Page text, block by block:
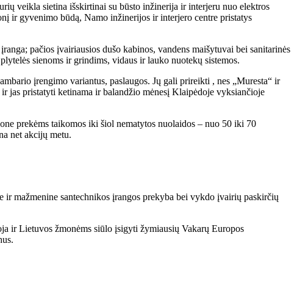
veikla sietina išskirtinai su būsto inžinerija ir interjeru nuo elektros
ir gyvenimo būdą, Namo inžinerijos ir interjero centre pristatys
pačios įvairiausios dušo kabinos, vandens maišytuvai bei sanitarinės
sienoms ir grindims, vidaus ir lauko nuotekų sistemos.
įrengimo variantus, paslaugos. Jų gali prireikti , nes „Muresta“ ir
jas pristatyti ketinama ir balandžio mėnesį Klaipėdoje vyksiančioje
prekėms taikomos iki šiol nematytos nuolaidos – nuo 50 iki 70
net akcijų metu.
mažmenine santechnikos įrangos prekyba bei vykdo įvairių paskirčių
ir Lietuvos žmonėms siūlo įsigyti žymiausių Vakarų Europos